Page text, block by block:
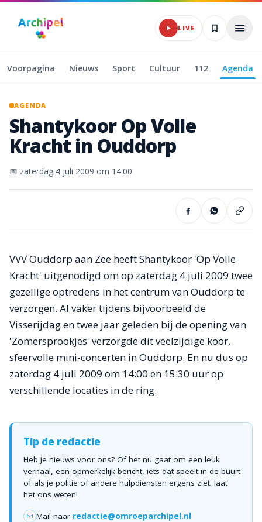
Naar hoofdinhoud
LIVE
Voorpagina Nieuws Sport Cultuur 112 Agenda
AGENDA
Shantykoor OpVolle
Kracht in Ouddorp
📅 zaterdag 4 juli 2009 om 14:00
VVV Ouddorp aan Zee heeft Shantykoor 'Op Volle
Kracht' uitgenodigd om op zaterdag 4 juli 2009 twee
gezellige optredens in het centrum van Ouddorp te
verzorgen. Al vaker tijdens bijvoorbeeld de
Visserijdag en twee jaar geleden bij de opening van
'Zomersprookjes' verzorgde dit veelzijdige koor,
sfeervolle mini-concerten in Ouddorp. En nu dus op
zaterdag 4 juli 2009 om 14:00 en 15:30 uur op
verschillende locaties in de ring.
Tip de redactie
Heb je nieuws voor ons? Of het nu gaat om een leuk
verhaal, een opmerkelijk bericht, iets dat speelt in de buurt
of als je politie of andere hulpdiensten ergens ziet: laat
het ons weten!
Mail naar redactie@omroeparchipel.nl